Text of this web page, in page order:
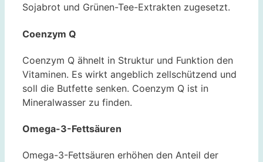
Sojabrot und Grünen-Tee-Extrakten zugesetzt.
Coenzym Q
Coenzym Q ähnelt in Struktur und Funktion den
Vitaminen. Es wirkt angeblich zellschützend und
soll die Butfette senken. Coenzym Q ist in
Mineralwasser zu finden.
Omega-3-Fettsäuren
Omega-3-Fettsäuren erhöhen den Anteil der